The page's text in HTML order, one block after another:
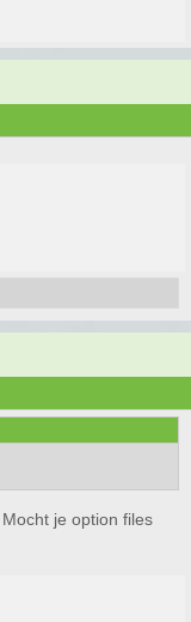
je option files